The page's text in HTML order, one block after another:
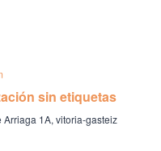
y
vistas
sin etiquetas
Arriaga 1A, vitoria-gasteiz